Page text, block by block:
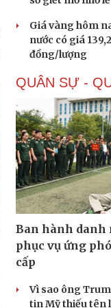
Giá vàng hôm
nước có giá
đồng/lượng
QUÂN SỰ -
Ban hành danh
phục vụ ứng
cấp
Vì sao ông
tin Mỹ thiếu tên